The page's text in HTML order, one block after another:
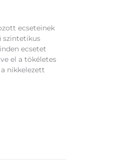
ecseteinek
szintetikus
ecsetet
el a tökéletes
nikkelezett